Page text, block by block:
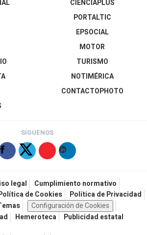
CIENCIAPLUS
PORTALTIC
EPSOCIAL
MOTOR
TURISMO
NOTIMÉRICA
CONTACTOPHOTO
SÍGUENOS
legal
Cumplimiento normativo
de Cookies
Política de Privacidad
Configuración de Cookies
Hemeroteca Publicidad estatal